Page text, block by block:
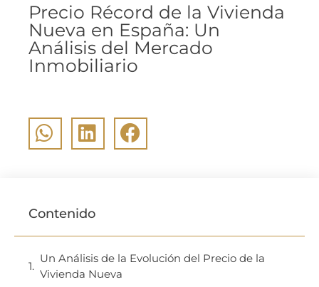
Precio Récord de la Vivienda
Nueva en España: Un
Análisis del Mercado
Inmobiliario
Contenido
Un Análisis de la Evolución del Precio de la
Vivienda Nueva